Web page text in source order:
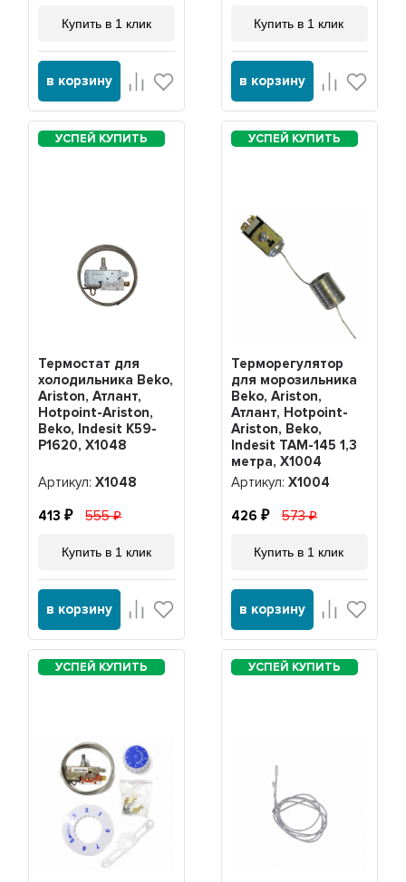
Купить в 1 клик
в корзину
Купить в 1 клик
в корзину
Термостат для
холодильника Beko,
Ariston, Атлант,
Hotpoint-Ariston,
Beko, Indesit K59-
P1620, Х1048
Артикул:Х1048
413 555
Купить в 1 клик
в корзину
Терморегулятор
для морозильника
Beko, Ariston,
Атлант, Hotpoint-
Ariston, Beko,
Indesit ТАМ-145 1,3
метра, Х1004
Артикул: Х1004
426 573
Купить в 1 клик
в корзину